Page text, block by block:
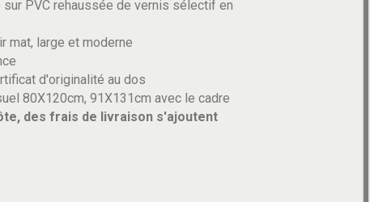
sur PVC rehaussée de vernis sélectif en
mat, large et moderne
d'originalité au dos
80X120cm, 91X131cm avec le cadre
des frais de livraison s'ajoutent